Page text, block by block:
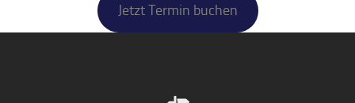
Jetzt Termin buchen